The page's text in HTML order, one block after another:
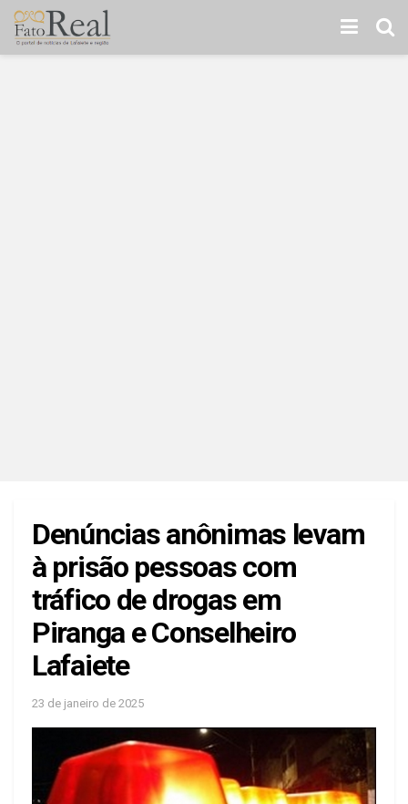
Denúncias anônimas levam
à prisão pessoas com
tráfico de drogas em
Piranga e Conselheiro
Lafaiete
23 de janeiro de 2025